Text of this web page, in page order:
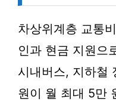
차상위계층 교통
인과 현금 지원으
시내버스, 지하철
원이 월 최대 5만